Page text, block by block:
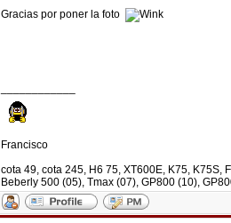
Gracias por poner la foto
Francisco
cota 49, cota 245, H6 75, XT600E, K75, K75S,
Beberly 500 (05), Tmax (07), GP800 (10),